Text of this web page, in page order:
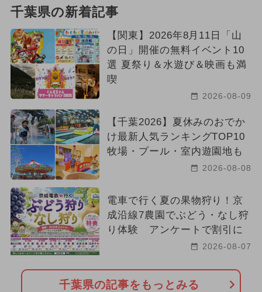
千葉県の新着記事
【関東】2026年8月11日「山
の日」開催の無料イベント10
選 夏祭り＆水遊び＆映画も満
喫
2026-08-09
【千葉2026】夏休みのおでか
け最新人気ランキングTOP10
牧場・プール・室内遊園地も
2026-08-08
電車で行く夏の果物狩り！京
成沿線7農園でぶどう・なし狩
り体験 アンケートで割引に
2026-08-07
千葉県の記事をもっとみる